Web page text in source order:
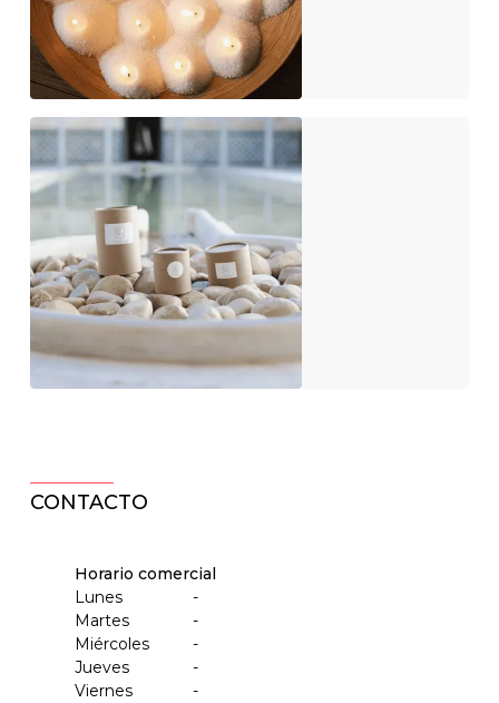
CONTACTO
Horario comercial
Lunes
-
Martes
-
Miércoles
-
Jueves
-
Viernes
-